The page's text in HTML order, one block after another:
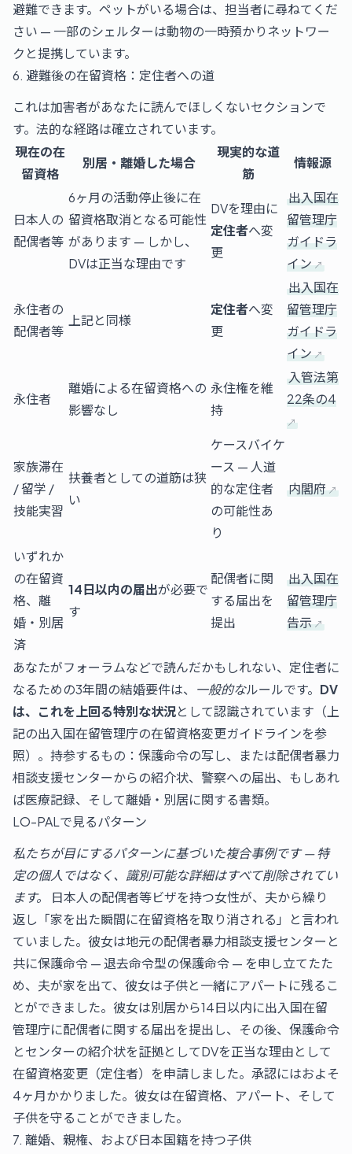
避難できます。ペットがいる場合は、担当者に尋ねてくだ
さい — 一部のシェルターは動物の一時預かりネットワー
クと提携しています。
6. 避難後の在留資格：定住者への道
これは加害者があなたに読んでほしくないセクションで
す。法的な経路は確立されています。
現在の在
留資格
別居・離婚した場合
現実的な道
筋
情報源
日本人の
配偶者等
6ヶ月の活動停止後に在
留資格取消となる可能性
があります — しかし、
DVは正当な理由です
DVを理由に
定住者へ変
更
出入国在
留管理庁
ガイドラ
イン
永住者の
配偶者等
上記と同様
定住者へ変
更
出入国在
留管理庁
ガイドラ
イン
永住者
離婚による在留資格への
影響なし
永住権を維
持
入管法第
22条の4
家族滞在
/ 留学 /
技能実習
扶養者としての道筋は狭
い
ケースバイケ
ース — 人道
的な定住者
の可能性あ
り
内閣府
いずれか
の在留資
格、離
婚・別居
済
14日以内の届出が必要で
す
配偶者に関
する届出を
提出
出入国在
留管理庁
告示
あなたがフォーラムなどで読んだかもしれない、定住者に
なるための3年間の結婚要件は、 一般的なルールです。 DV
は、これを上回る特別な状況として認識されています（上
記の出入国在留管理庁の在留資格変更ガイドラインを参
照）。持参するもの：保護命令の写し、または配偶者暴力
相談支援センターからの紹介状、警察への届出、もしあれ
ば医療記録、そして離婚・別居に関する書類。
LO-PALで見るパターン
私たちが目にするパターンに基づいた複合事例です — 特
定の個人ではなく、識別可能な詳細はすべて削除されてい
ます。
日本人の配偶者等ビザを持つ女性が、夫から繰り
返し「家を出た瞬間に在留資格を取り消される」と言われ
ていました。彼女は地元の配偶者暴力相談支援センターと
共に保護命令 — 退去命令型の保護命令 — を申し立てたた
め、夫が家を出て、彼女は子供と一緒にアパートに残るこ
とができました。彼女は別居から14日以内に出入国在留
管理庁に配偶者に関する届出を提出し、その後、保護命令
とセンターの紹介状を証拠としてDVを正当な理由として
在留資格変更（定住者）を申請しました。承認にはおよそ
4ヶ月かかりました。彼女は在留資格、アパート、そして
子供を守ることができました。
7. 離婚、親権、および日本国籍を持つ子供